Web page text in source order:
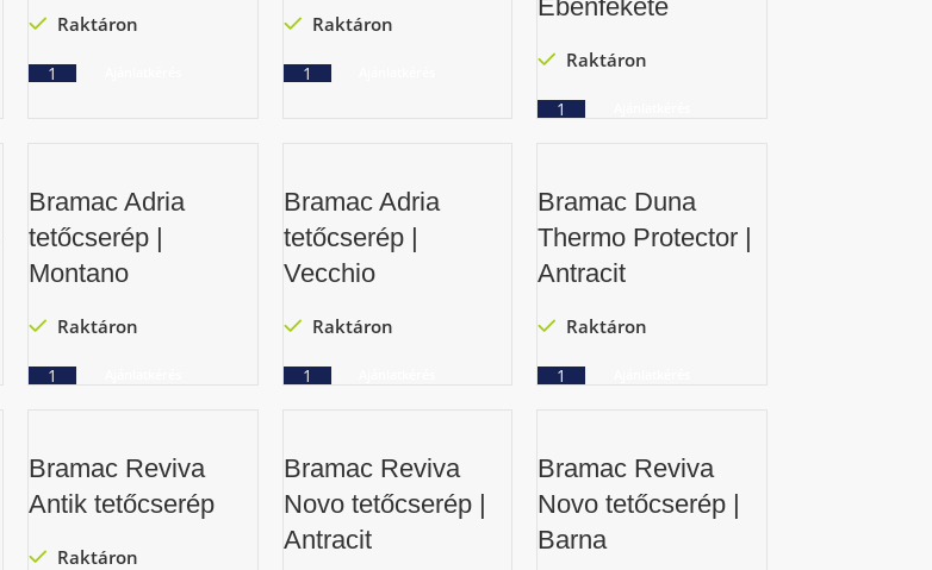
Raktáron Raktáron
Ébenfekete
Raktáron
Bramac Adria
tetőcserép |
Montano
Raktáron
Bramac Adria
tetőcserép |
Vecchio
Raktáron
Bramac Duna
Thermo Protector |
Antracit
Raktáron
Bramac Reviva
Antik tetőcserép
Raktáron
Bramac Reviva
Novo tetőcserép |
Antracit
Bramac Reviva
Novo tetőcserép |
Barna